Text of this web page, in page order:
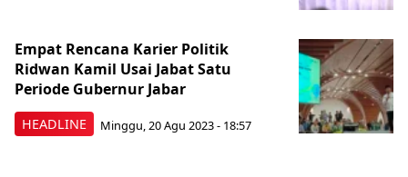
HEADLINE
Empat Rencana Karier Politik
Ridwan Kamil Usai Jabat Satu
Periode Gubernur Jabar
Minggu, 20 Agu 2023 - 18:57